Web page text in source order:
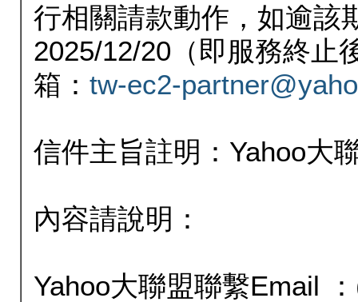
行相關請款動作，如逾該
2025/12/20（即服務終止
箱： tw-ec2-
信件主旨註明：Yahoo大
內容請說明：
Yahoo大聯盟聯繫Email